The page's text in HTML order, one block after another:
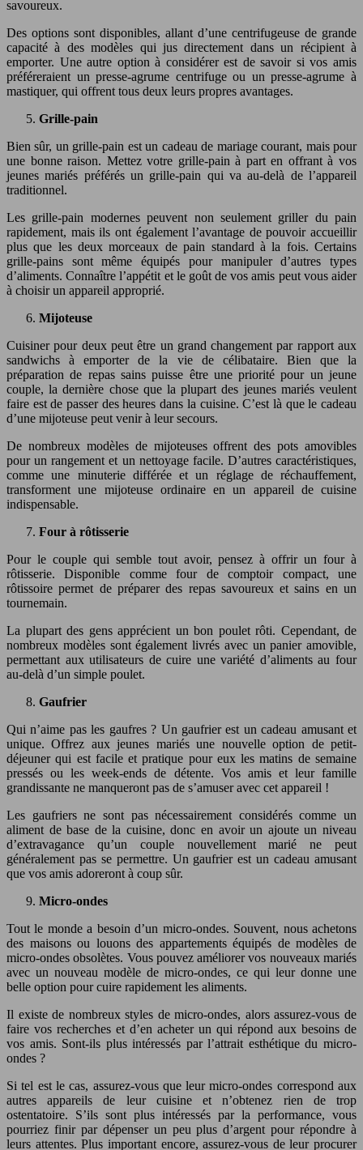
savoureux.
Des options sont disponibles, allant d’une centrifugeuse de grande
capacité à des modèles qui jus directement dans un récipient à
emporter. Une autre option à considérer est de savoir si vos amis
préféreraient un presse-agrume centrifuge ou un presse-agrume à
mastiquer, qui offrent tous deux leurs propres avantages.
Grille-pain
Bien sûr, un grille-pain est un cadeau de mariage courant, mais pour
une bonne raison. Mettez votre grille-pain à part en offrant à vos
jeunes mariés préférés un grille-pain qui va au-delà de l’appareil
traditionnel.
Les grille-pain modernes peuvent non seulement griller du pain
rapidement, mais ils ont également l’avantage de pouvoir accueillir
plus que les deux morceaux de pain standard à la fois. Certains
grille-pains sont même équipés pour manipuler d’autres types
d’aliments. Connaître l’appétit et le goût de vos amis peut vous aider
à choisir un appareil approprié.
Mijoteuse
Cuisiner pour deux peut être un grand changement par rapport aux
sandwichs à emporter de la vie de célibataire. Bien que la
préparation de repas sains puisse être une priorité pour un jeune
couple, la dernière chose que la plupart des jeunes mariés veulent
faire est de passer des heures dans la cuisine. C’est là que le cadeau
d’une mijoteuse peut venir à leur secours.
De nombreux modèles de mijoteuses offrent des pots amovibles
pour un rangement et un nettoyage facile. D’autres caractéristiques,
comme une minuterie différée et un réglage de réchauffement,
transforment une mijoteuse ordinaire en un appareil de cuisine
indispensable.
Four à rôtisserie
Pour le couple qui semble tout avoir, pensez à offrir un four à
rôtisserie. Disponible comme four de comptoir compact, une
rôtissoire permet de préparer des repas savoureux et sains en un
tournemain.
La plupart des gens apprécient un bon poulet rôti. Cependant, de
nombreux modèles sont également livrés avec un panier amovible,
permettant aux utilisateurs de cuire une variété d’aliments au four
au-delà d’un simple poulet.
Gaufrier
Qui n’aime pas les gaufres ? Un gaufrier est un cadeau amusant et
unique. Offrez aux jeunes mariés une nouvelle option de petit-
déjeuner qui est facile et pratique pour eux les matins de semaine
pressés ou les week-ends de détente. Vos amis et leur famille
grandissante ne manqueront pas de s’amuser avec cet appareil !
Les gaufriers ne sont pas nécessairement considérés comme un
aliment de base de la cuisine, donc en avoir un ajoute un niveau
d’extravagance qu’un couple nouvellement marié ne peut
généralement pas se permettre. Un gaufrier est un cadeau amusant
que vos amis adoreront à coup sûr.
Micro-ondes
Tout le monde a besoin d’un micro-ondes. Souvent, nous achetons
des maisons ou louons des appartements équipés de modèles de
micro-ondes obsolètes. Vous pouvez améliorer vos nouveaux mariés
avec un nouveau modèle de micro-ondes, ce qui leur donne une
belle option pour cuire rapidement les aliments.
Il existe de nombreux styles de micro-ondes, alors assurez-vous de
faire vos recherches et d’en acheter un qui répond aux besoins de
vos amis. Sont-ils plus intéressés par l’attrait esthétique du micro-
ondes ?
Si tel est le cas, assurez-vous que leur micro-ondes correspond aux
autres appareils de leur cuisine et n’obtenez rien de trop
ostentatoire. S’ils sont plus intéressés par la performance, vous
pourriez finir par dépenser un peu plus d’argent pour répondre à
leurs attentes. Plus important encore, assurez-vous de leur procurer